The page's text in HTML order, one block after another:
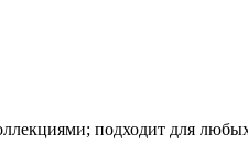
подходит для